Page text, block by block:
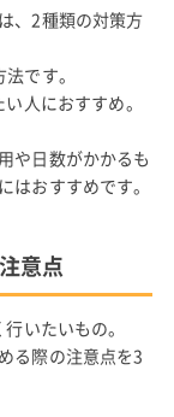
、2種類の対策方
です。
人におすすめ。
や日数がかかるも
おすすめです。
意点
いたいもの。
る際の注意点を3